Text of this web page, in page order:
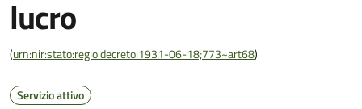
lucro
(urn:nir:stato:regio.decreto:1931-06-18;773~art68)
Servizio attivo